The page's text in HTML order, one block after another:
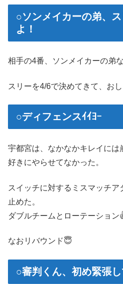
○ソンメイカーの弟、
よ！
相手の4番、ソンメイカーの弟
スリーを4/6で決めてきて、お
○ディフェンスｲｲﾖｰ
宇都宮は、なかなかキレイには
好きにやらせてなかった。
スイッチに対するミスマッチア
止めた。
ダブルチームとローテーション
なおリバウンド😇
○審判くん、初め緊張し